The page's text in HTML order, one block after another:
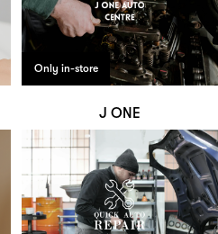
Only in-store
J ONE